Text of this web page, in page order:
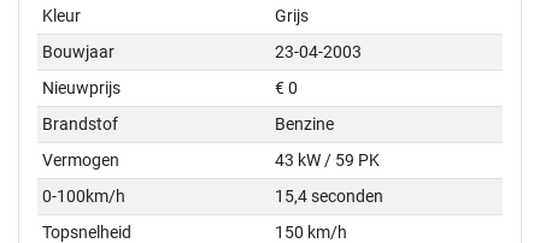
Kleur
Grijs
Bouwjaar
23-04-2003
Nieuwprijs
€ 0
Brandstof
Benzine
Vermogen
43 kW / 59 PK
0-100km/h
15,4 seconden
Topsnelheid
150 km/h